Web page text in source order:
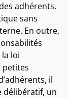
adhérents.
sans
En outre,
loi
petites
il
délibératif, un